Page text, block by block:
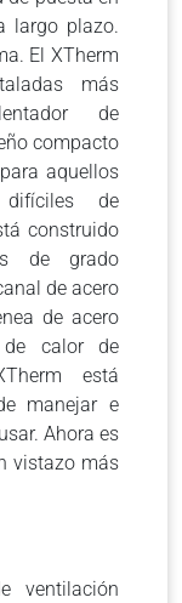
largo plazo.
El XTherm
más
de
compacto
aquellos
difíciles de
construido
de grado
de acero
de acero
de calor de
está
manejar e
Ahora es
vistazo más
ventilación